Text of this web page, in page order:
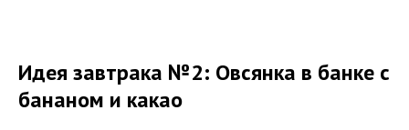
Идея завтрака №2: Овсянка в банке с
бананом и какао